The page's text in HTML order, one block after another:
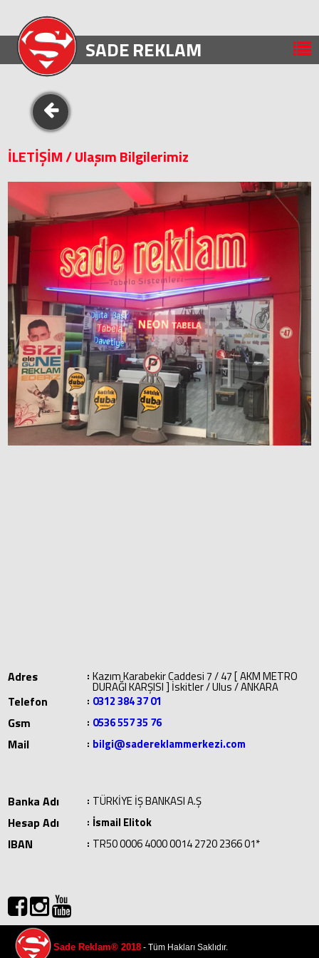
SADEREKLAM
İLETİŞİM /Ulaşım Bilgilerimiz
Adres : Kazım Karabekir Caddesi 7 / 47 [ AKM METRO
DURAĞI KARŞISI ] İskitler / Ulus / ANKARA
Telefon : 0312 384 37 01
Gsm : 0536 557 35 76
Mail : bilgi@sadereklammerkezi.com
Banka Adı : TÜRKİYE İŞ BANKASI A.Ş
Hesap Adı : İsmail Elitok
IBAN : TR50 0006 4000 0014 2720 2366 01*
Sade Reklam® 2018 - Tüm Hakları Saklıdır.